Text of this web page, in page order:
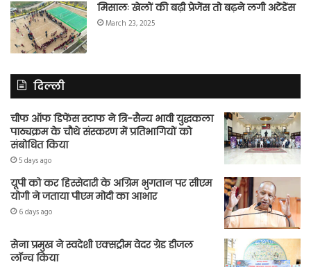
मिसालः खेलों की बढ़ी प्रेजेंस तो बढ़ने लगी अटेंडेंस
March 23, 2025
दिल्ली
चीफ ऑफ डिफेंस स्टाफ ने त्रि-सैन्य भावी युद्धकला
पाठ्यक्रम के चौथे संस्करण में प्रतिभागियों को
संबोधित किया
5 days ago
यूपी को कर हिस्सेदारी के अग्रिम भुगतान पर सीएम
योगी ने जताया पीएम मोदी का आभार
6 days ago
सेना प्रमुख ने स्वदेशी एक्सट्रीम वेदर ग्रेड डीजल
लॉन्च किया